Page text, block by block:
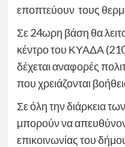
εποπτεύουν τους
Σε 24ωρη βάση θα
κέντρο του ΚΥΑΔΑ
δέχεται αναφορές
που χρειάζονται
Σε όλη την διάρκεια
μπορούν να
επικοινωνίας του